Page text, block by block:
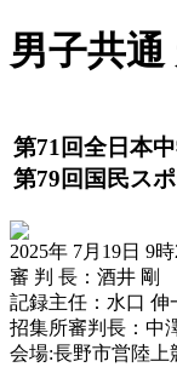
男子共通
第71回全日本
第79回国民ス
2025年 7月19日 9
審 判 長：酒井 剛
記録主任：水口 伸
招集所審判長：中
会場:長野市営陸上